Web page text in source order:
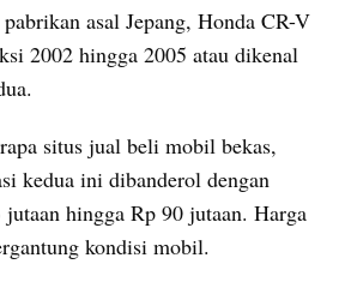
asal Jepang, Honda CR-V
2002 hingga 2005 atau dikenal
situs jual beli mobil bekas,
kedua ini dibanderol dengan
hingga Rp 90 jutaan. Harga
kondisi mobil.